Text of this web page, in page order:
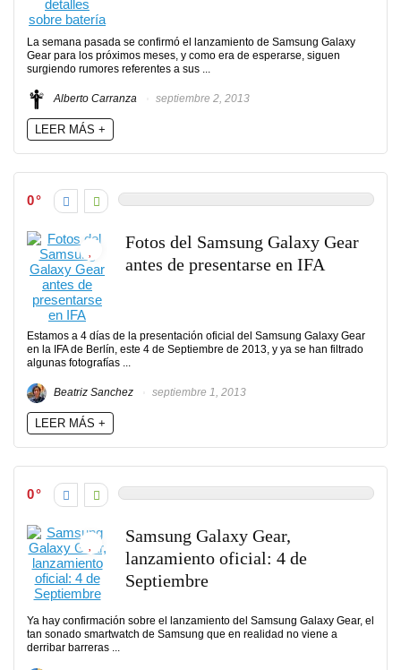
La semana pasada se confirmó el lanzamiento de Samsung Galaxy
Gear para los próximos meses, y como era de esperarse, siguen
surgiendo rumores referentes a sus ...
Alberto Carranza septiembre 2, 2013
LEER MÁS +
0
Fotos del Samsung Galaxy Gear
antes de presentarse en IFA
Estamos a 4 días de la presentación oficial del Samsung Galaxy Gear
en la IFA de Berlín, este 4 de Septiembre de 2013, y ya se han filtrado
algunas fotografías ...
Beatriz Sanchez septiembre 1, 2013
LEER MÁS +
0
Samsung Galaxy Gear,
lanzamiento oficial: 4 de
Septiembre
Ya hay confirmación sobre el lanzamiento del Samsung Galaxy Gear, el
tan sonado smartwatch de Samsung que en realidad no viene a
derribar barreras ...